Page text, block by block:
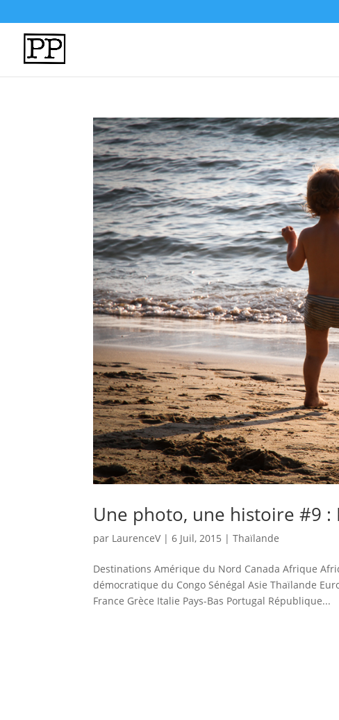
Une photo, une histoire #9 :
par LaurenceV |6 Juil, 2015 |Thaïlande
Destinations Amérique du Nord Canada Afrique
démocratique du Congo Sénégal Asie Thaïlande
France Grèce Italie Pays-Bas Portugal République...